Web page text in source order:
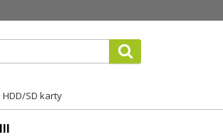
HDD/SD karty